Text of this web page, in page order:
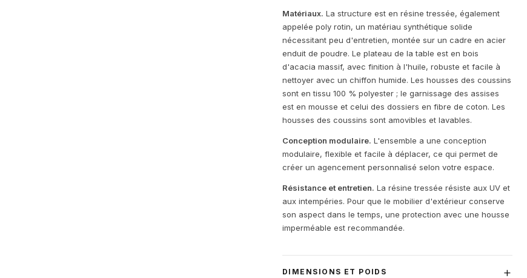
Matériaux. La structure est en résine tressée, également
appelée poly rotin, un matériau synthétique solide
nécessitant peu d'entretien, montée sur un cadre en acier
enduit de poudre. Le plateau de la table est en bois
d'acacia massif, avec finition à l'huile, robuste et facile à
nettoyer avec un chiffon humide. Les housses des coussins
sont en tissu 100 % polyester ; le garnissage des assises
est en mousse et celui des dossiers en fibre de coton. Les
housses des coussins sont amovibles et lavables.
Conception modulaire. L'ensemble a une conception
modulaire, flexible et facile à déplacer, ce qui permet de
créer un agencement personnalisé selon votre espace.
Résistance et entretien. La résine tressée résiste aux UV et
aux intempéries. Pour que le mobilier d'extérieur conserve
son aspect dans le temps, une protection avec une housse
imperméable est recommandée.
DIMENSIONS ET POIDS